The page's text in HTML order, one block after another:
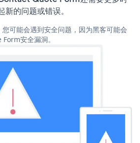
的问题或错误。
可能会遇到安全问题，因为黑客可能会
安全漏洞。